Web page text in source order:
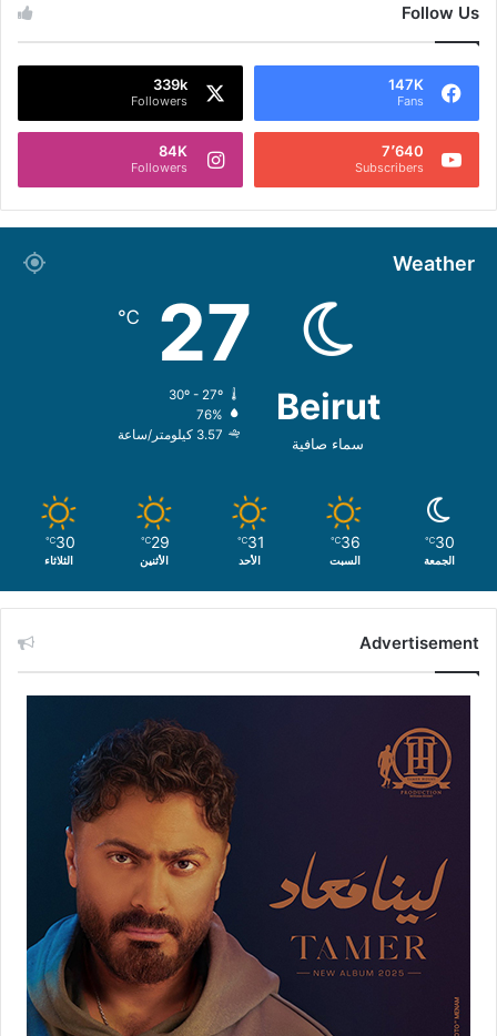
Follow Us
147K
Fans
339k
Followers
7٬640
Subscribers
84K
Followers
Weather
Beirut
سماء صافية
27
℃
30º - 27º
76%
3.57 كيلومتر/ساعة
30
℃
الجمعة
36
℃
السبت
31
℃
الأحد
29
℃
الأثنين
30
℃
الثلاثاء
Advertisement